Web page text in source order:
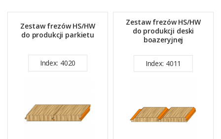
Zestaw frezów HS/HW
do produkcji parkietu
Index: 4020
Zestaw frezów HS/HW
do produkcji deski
boazeryjnej
Index: 4011